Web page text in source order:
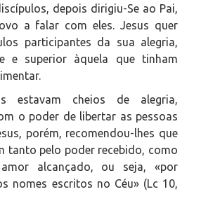
depois dirigiu-Se ao Pai,
a falar com eles. Jesus quer
participantes da sua alegria,
e superior àquela que tinham
estavam cheios de alegria,
o poder de libertar as pessoas
porém, recomendou-lhes que
tanto pelo poder recebido, como
alcançado, ou seja, «por
nomes escritos no Céu» (Lc 10,